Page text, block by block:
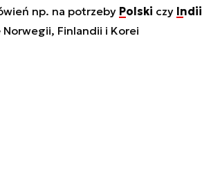
np. na potrzeby Polski czy Indii
Finlandii i Korei